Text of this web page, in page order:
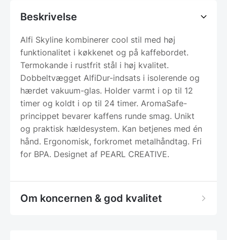
Beskrivelse
Alfi Skyline kombinerer cool stil med høj
funktionalitet i køkkenet og på kaffebordet.
Termokande i rustfrit stål i høj kvalitet.
Dobbeltvægget AlfiDur-indsats i isolerende og
hærdet vakuum-glas. Holder varmt i op til 12
timer og koldt i op til 24 timer. AromaSafe-
princippet bevarer kaffens runde smag. Unikt
og praktisk hældesystem. Kan betjenes med én
hånd. Ergonomisk, forkromet metalhåndtag. Fri
for BPA. Designet af PEARL CREATIVE.
Om koncernen & god kvalitet